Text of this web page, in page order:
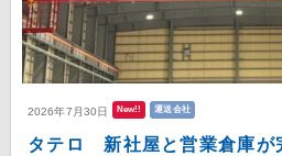
2026年7月30日 New!! 運送会社
タテロ 新社屋と営業倉庫が